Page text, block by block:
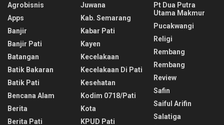
Agrobisnis
Apps
Banjir
Banjir Pati
Batangan
Batik Bakaran
Batik Pati
Bencana Alam
Berita
Berita Pati
Juwana
Kab. Semarang
Kabar Pati
Kayen
Kecelakaan
Kecelakaan Di Pati
Kesehatan
Kodim 0718/pati
Kota
KPUD Pati
Pt Dua Putra
Utama Makmur
Pucakwangi
Religi
Rembang
Rembang
Review
Safin
Saiful Arifin
Salatiga